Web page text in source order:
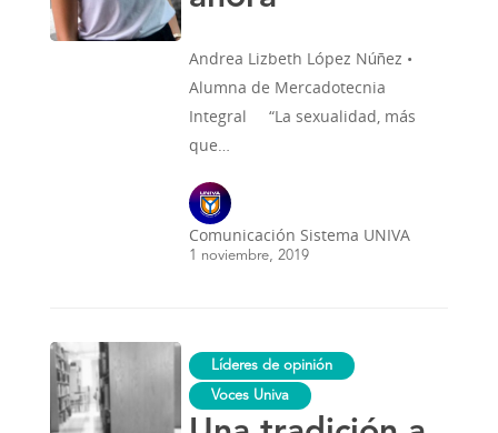
Andrea Lizbeth López Núñez •
Alumna de Mercadotecnia
Integral “La sexualidad, más
que…
Comunicación Sistema UNIVA
1 noviembre, 2019
Una
tradición
ultranza
Líderes de opinión
Voces Univa